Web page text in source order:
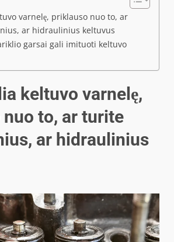
varnelę, priklauso nuo to, ar
ar hidraulinius keltuvus
garsai gali imituoti keltuvo
keltuvo varnelę,
to, ar turite
ar hidraulinius